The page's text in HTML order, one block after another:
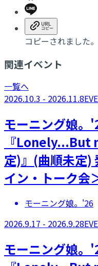
コピーされました。
関連イベント
一覧へ
2026.10.3 - 2026.11.8
モーニング娘
『Lonely...But
定)』(曲順未定)
イン・トーク会
モーニング娘。'26
2026.9.17 - 2026.9.28
モーニング娘